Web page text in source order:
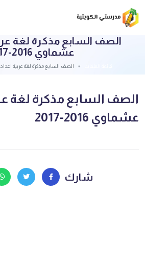
الصف السابع مذكرة لغة
عشماوي 2016-2017
الصف السابع مذكرة لغة عربية اعداد
الصف السابع مذكرة لغة
عشماوي 2016-2017
شارك